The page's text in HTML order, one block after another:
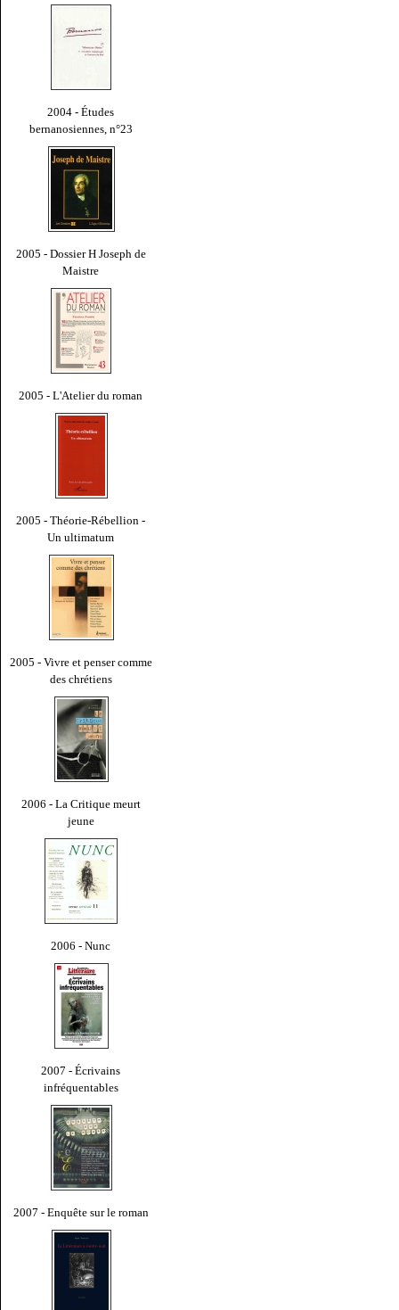
2004 - Études
bernanosiennes, n°23
2005 - Dossier H Joseph de
Maistre
2005 - L'Atelier du roman
2005 - Théorie-Rébellion -
Un ultimatum
2005 - Vivre et penser comme
des chrétiens
2006 - La Critique meurt
jeune
2006 - Nunc
2007 - Écrivains
infréquentables
2007 - Enquête sur le roman